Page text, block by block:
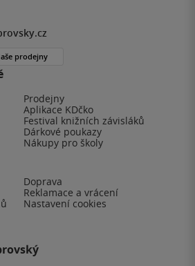
Prodejny
Aplikace KDčko
Festival knižních závisláků
Dárkové poukazy
Nákupy pro školy
Doprava
Reklamace a vrácení
Nastavení cookies
prodejny